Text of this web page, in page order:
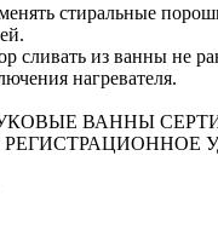
стиральные
сливать из ванны не
нагревателя.
ВАННЫ